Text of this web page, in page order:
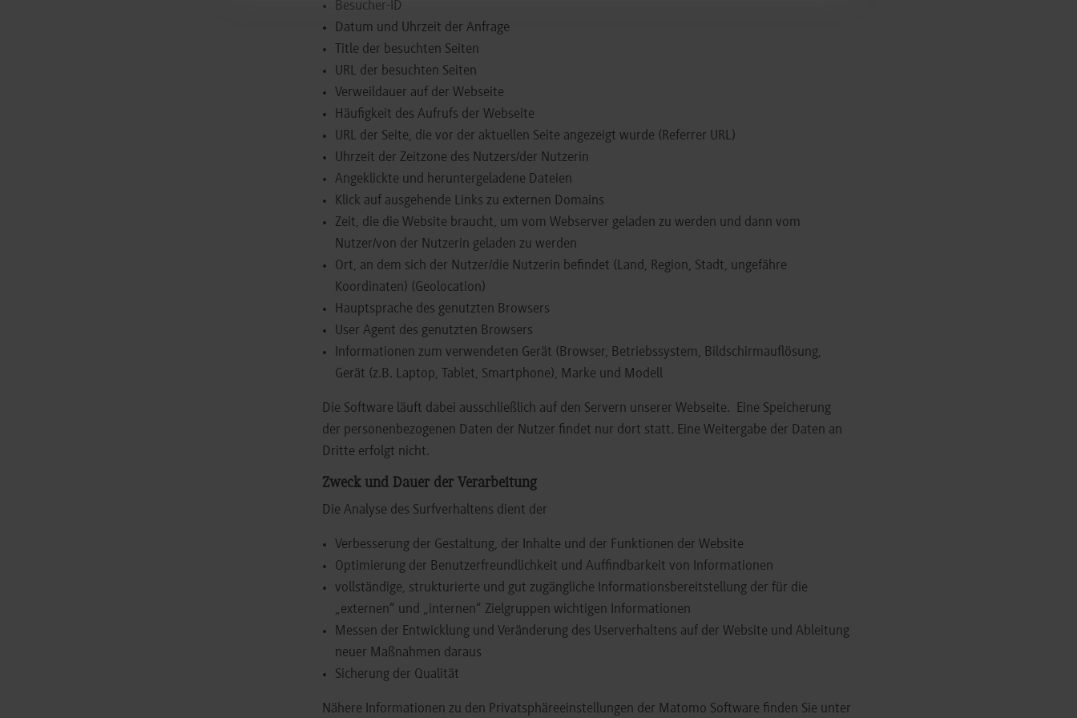
Besucher-ID
Datum und Uhrzeit der Anfrage
Title der besuchten Seiten
URL der besuchten Seiten
Verweildauer auf der Webseite
Häufigkeit des Aufrufs der Webseite
URL der Seite, die vor der aktuellen Seite angezeigt wurde (Referrer URL)
Uhrzeit der Zeitzone des Nutzers/der Nutzerin
Angeklickte und heruntergeladene Dateien
Klick auf ausgehende Links zu externen Domains
Zeit, die die Website braucht, um vom Webserver geladen zu werden und dann vom
Nutzer/von der Nutzerin geladen zu werden
Ort, an dem sich der Nutzer/die Nutzerin befindet (Land, Region, Stadt, ungefähre
Koordinaten) (Geolocation)
Hauptsprache des genutzten Browsers
User Agent des genutzten Browsers
Informationen zum verwendeten Gerät (Browser, Betriebssystem, Bildschirmauflösung,
Gerät (z.B. Laptop, Tablet, Smartphone), Marke und Modell
Die Software läuft dabei ausschließlich auf den Servern unserer Webseite. Eine Speicherung
der personenbezogenen Daten der Nutzer findet nur dort statt. Eine Weitergabe der Daten an
Dritte erfolgt nicht.
Zweck und Dauer der Verarbeitung
Die Analyse des Surfverhaltens dient der
Verbesserung der Gestaltung, der Inhalte und der Funktionen der Website
Optimierung der Benutzerfreundlichkeit und Auffindbarkeit von Informationen
vollständige, strukturierte und gut zugängliche Informationsbereitstellung der für die
„externen“ und „internen“ Zielgruppen wichtigen Informationen
Messen der Entwicklung und Veränderung des Userverhaltens auf der Website und Ableitung
neuer Maßnahmen daraus
Sicherung der Qualität
Nähere Informationen zu den Privatsphäreeinstellungen der Matomo Software finden Sie unter